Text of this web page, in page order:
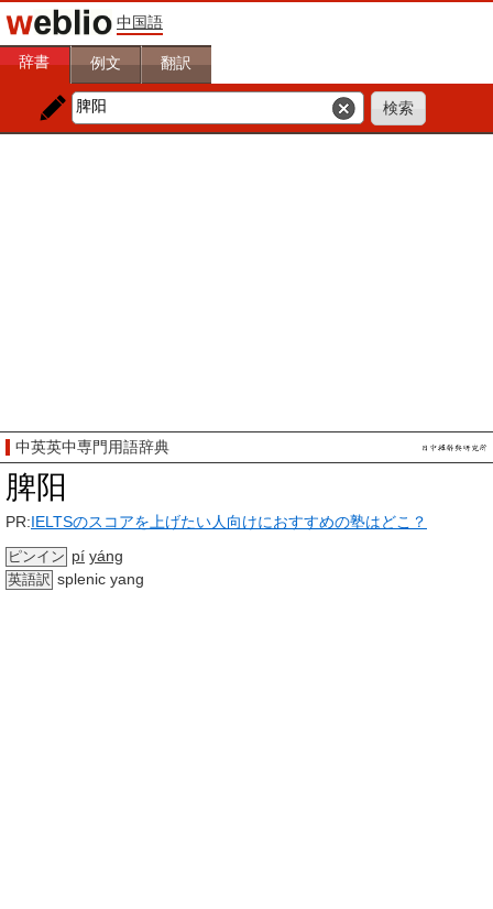
中国語
辞書 例文 翻訳
中英英中専門用語辞典
脾阳
PR:IELTSのスコアを上げたい人向けにおすすめの塾はどこ？
ピンイン pí yáng
英語訳 splenic yang